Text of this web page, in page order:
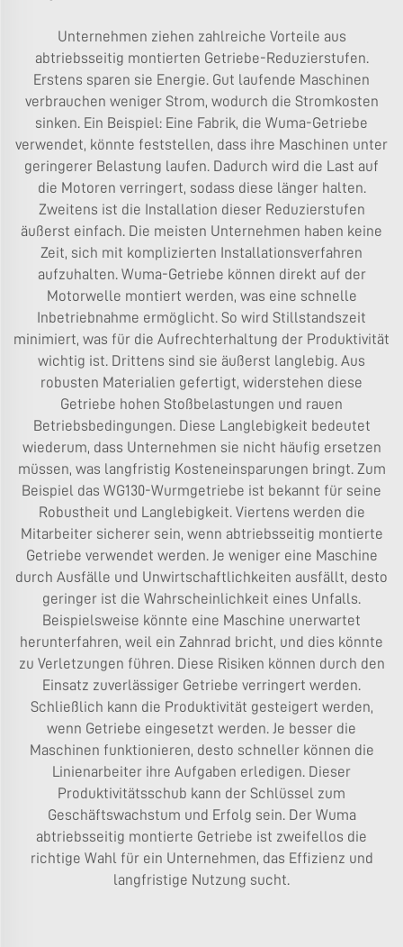
Unternehmen ziehen zahlreiche Vorteile aus
abtriebsseitig montierten Getriebe-Reduzierstufen.
Erstens sparen sie Energie. Gut laufende Maschinen
verbrauchen weniger Strom, wodurch die Stromkosten
sinken. Ein Beispiel: Eine Fabrik, die Wuma-Getriebe
verwendet, könnte feststellen, dass ihre Maschinen unter
geringerer Belastung laufen. Dadurch wird die Last auf
die Motoren verringert, sodass diese länger halten.
Zweitens ist die Installation dieser Reduzierstufen
äußerst einfach. Die meisten Unternehmen haben keine
Zeit, sich mit komplizierten Installationsverfahren
aufzuhalten. Wuma-Getriebe können direkt auf der
Motorwelle montiert werden, was eine schnelle
Inbetriebnahme ermöglicht. So wird Stillstandszeit
minimiert, was für die Aufrechterhaltung der Produktivität
wichtig ist. Drittens sind sie äußerst langlebig. Aus
robusten Materialien gefertigt, widerstehen diese
Getriebe hohen Stoßbelastungen und rauen
Betriebsbedingungen. Diese Langlebigkeit bedeutet
wiederum, dass Unternehmen sie nicht häufig ersetzen
müssen, was langfristig Kosteneinsparungen bringt. Zum
Beispiel das WG130-Wurmgetriebe ist bekannt für seine
Robustheit und Langlebigkeit. Viertens werden die
Mitarbeiter sicherer sein, wenn abtriebsseitig montierte
Getriebe verwendet werden. Je weniger eine Maschine
durch Ausfälle und Unwirtschaftlichkeiten ausfällt, desto
geringer ist die Wahrscheinlichkeit eines Unfalls.
Beispielsweise könnte eine Maschine unerwartet
herunterfahren, weil ein Zahnrad bricht, und dies könnte
zu Verletzungen führen. Diese Risiken können durch den
Einsatz zuverlässiger Getriebe verringert werden.
Schließlich kann die Produktivität gesteigert werden,
wenn Getriebe eingesetzt werden. Je besser die
Maschinen funktionieren, desto schneller können die
Linienarbeiter ihre Aufgaben erledigen. Dieser
Produktivitätsschub kann der Schlüssel zum
Geschäftswachstum und Erfolg sein. Der Wuma
abtriebsseitig montierte Getriebe ist zweifellos die
richtige Wahl für ein Unternehmen, das Effizienz und
langfristige Nutzung sucht.